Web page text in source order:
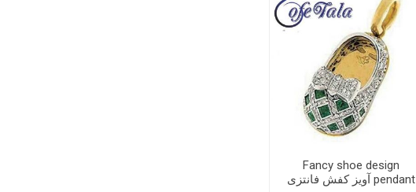
Fancy shoe design
pendant آویز کفش فانتزی